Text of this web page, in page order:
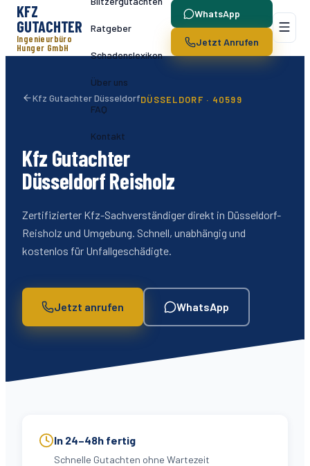
KFZ
GUTACHTER
Ingenieurbüro
Hunger GmbH
Ratgeber
Schadenslexikon
Über uns
FAQ
Kontakt
WhatsApp
Jetzt Anrufen
Kfz Gutachter DüsseldorfDÜSSELDORF · 40599
Kfz Gutachter
DüsseldorfReisholz
Zertifizierter Kfz-Sachverständiger direkt in Düsseldorf-
Reisholz und Umgebung. Schnell, unabhängig und
kostenlos für Unfallgeschädigte.
Jetzt anrufen WhatsApp
In 24–48h fertig
Schnelle Gutachten ohne Wartezeit